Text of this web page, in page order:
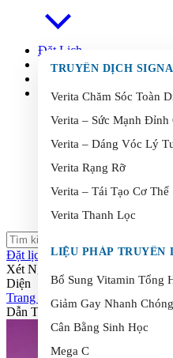
TRUYỀN DỊCH
Verita Chăm Sóc Toàn
Verita – Sức Mạnh Đỉnh
Verita – Dáng Vóc Lý
Verita Rạng Rỡ
Verita – Tái Tạo Cơ Thể
Verita Thanh Lọc
LIỆU PHÁP TRUYỀN
Bổ Sung Vitamin Tổng
Giảm Gay Nhanh Chóng
Cân Bằng Sinh Học
Mega C
Đặt Lịch
FAQs
Liên Hệ
Đặt lịch ngay
Xét Nghiệm Di Truyền Và
Diện
Trang chủ>
Xét Nghiệm Di
Dẫn Toàn Diện